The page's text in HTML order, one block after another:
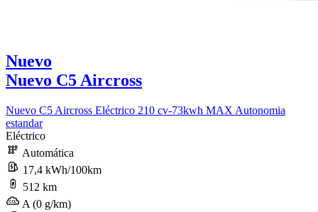
Nuevo
Nuevo C5 Aircross
Nuevo C5 Aircross Eléctrico 210 cv-73kwh MAX Autonomia
estandar
Eléctrico
Automática
17,4 kWh/100km
512 km
A (0 g/km)